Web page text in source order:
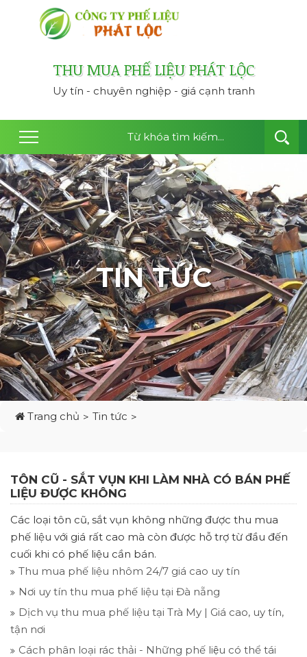
THU MUA PHẾ LIỆU PHÁT LỘC
Uy tín - chuyên nghiệp - giá cạnh tranh
TIN TỨC
Trang chủ Tin tức
TÔN CŨ - SẮT VỤN KHI LÀM NHÀ CÓ BÁN PHẾ
LIỆU ĐƯỢC KHÔNG
Các loại tôn cũ, sắt vụn không những được thu mua
phế liệu với giá rất cao mà còn được hỗ trợ từ đầu đến
cuối khi có phế liệu cần bán.
Thu mua phế liệu nhôm 24/7 giá cao uy tín
Nơi uy tín thu mua phế liệu tại Đà nẵng
Dịch vụ thu mua phế liệu tại Trà My | Giá cao, uy tín,
tận nơi
Cách phân loại rác thải - Những phế liệu có thể tái